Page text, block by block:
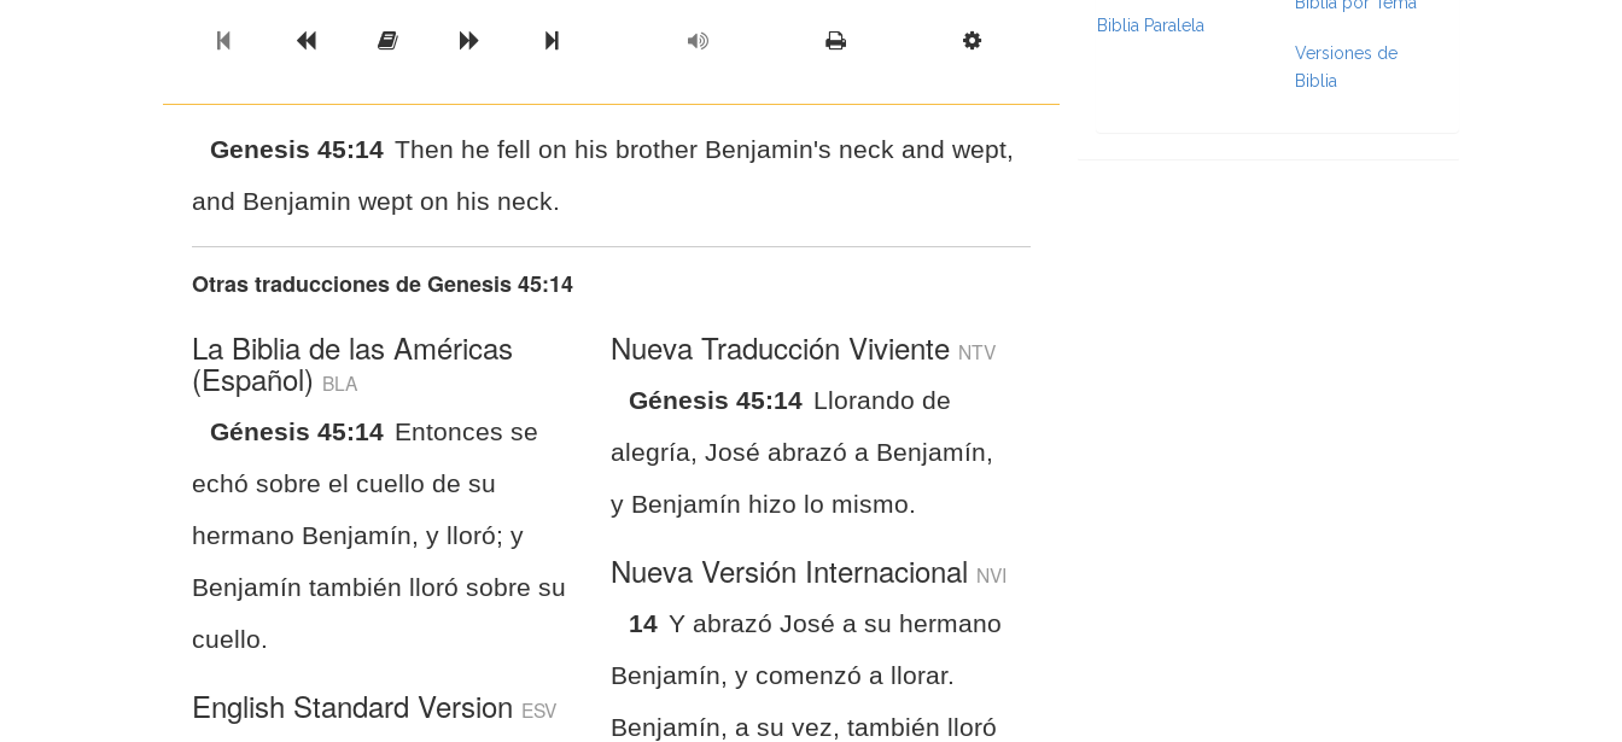
Previous BookPrevious Chapter
Read the Full Chapter
Next Chapter
Next Book Scripture Formatting
Genesis 45:14 Then he fell on his brother Benjamin's neck and wept,
and Benjamin wept on his neck.
Otras traducciones deGenesis 45:14
La Biblia de las Américas
(Español) BLA
Génesis 45:14 Entonces se
echó sobre el cuello de su
hermano Benjamín, y lloró; y
Benjamín también lloró sobre su
cuello.
English Standard Version ESV
Nueva Traducción Viviente NTV
Génesis 45:14 Llorando de
alegría, José abrazó a Benjamín,
y Benjamín hizo lo mismo.
Nueva Versión Internacional NVI
14 Y abrazó José a su hermano
Benjamín, y comenzó a llorar.
Benjamín, a su vez, también lloró
Biblia Paralela
Versiones de
Biblia